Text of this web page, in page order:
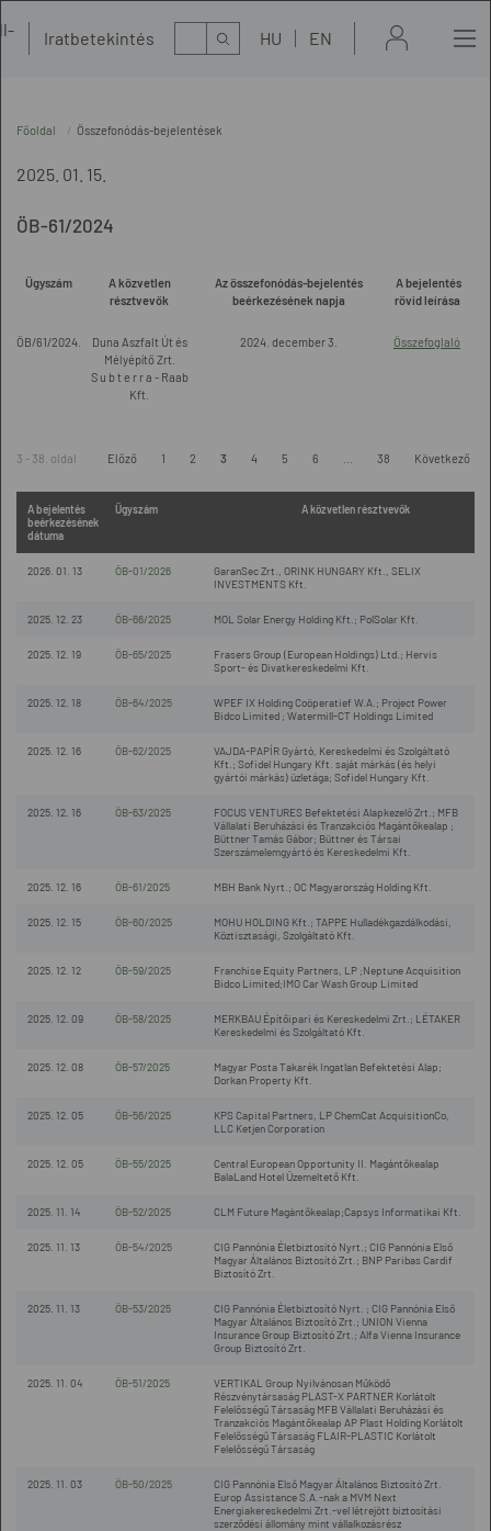
Iratbetekintés Kereső HU EN
Főoldal Összefonódás-bejelentések
2025. 01. 15.
ÖB-61/2024
Ügyszám
A közvetlen
résztvevők
Az összefonódás-bejelentés
beérkezésének napja
A bejelentés
rövid leírása
ÖB/61/2024.
Duna Aszfalt Út és
Mélyépítő Zrt.
S u b t e r r a - Raab
Kft.
2024. december 3. Összefoglaló
3 - 38. oldal Előző 1 2 3 4 5 6 38 Következő
A bejelentés
beérkezésének
dátuma
Ügyszám A közvetlen résztvevők
2026. 01. 13 ÖB-01/2026
GaranSec Zrt., ORINK HUNGARY Kft., SELIX
INVESTMENTS Kft.
2025. 12. 23 ÖB-66/2025 MOL Solar Energy Holding Kft.; PolSolar Kft.
2025. 12. 19 ÖB-65/2025
Frasers Group (European Holdings) Ltd.; Hervis
Sport- és Divatkereskedelmi Kft.
2025. 12. 18 ÖB-64/2025
WPEF IX Holding Coöperatief W.A.; Project Power
Bidco Limited ; Watermill-CT Holdings Limited
2025. 12. 16 ÖB-62/2025
VAJDA-PAPÍR Gyártó, Kereskedelmi és Szolgáltató
Kft.; Sofidel Hungary Kft. saját márkás (és helyi
gyártói márkás) üzletága; Sofidel Hungary Kft.
2025. 12. 16 ÖB-63/2025
FOCUS VENTURES Befektetési Alapkezelő Zrt.; MFB
Vállalati Beruházási és Tranzakciós Magántőkealap ;
Büttner Tamás Gábor; Büttner és Társai
Szerszámelemgyártó és Kereskedelmi Kft.
2025. 12. 16 ÖB-61/2025 MBH Bank Nyrt.; OC Magyarország Holding Kft.
2025. 12. 15 ÖB-60/2025
MOHU HOLDING Kft.; TAPPE Hulladékgazdálkodási,
Köztisztasági, Szolgáltató Kft.
2025. 12. 12 ÖB-59/2025
Franchise Equity Partners, LP ;Neptune Acquisition
Bidco Limited;IMO Car Wash Group Limited
2025. 12. 09 ÖB-58/2025
MERKBAU Építőipari és Kereskedelmi Zrt.; LÉTAKER
Kereskedelmi és Szolgáltató Kft.
2025. 12. 08 ÖB-57/2025
Magyar Posta Takarék Ingatlan Befektetési Alap;
Dorkan Property Kft.
2025. 12. 05 ÖB-56/2025
KPS Capital Partners, LP ChemCat AcquisitionCo,
LLC Ketjen Corporation
2025. 12. 05 ÖB-55/2025
Central European Opportunity II. Magántőkealap
BalaLand Hotel Üzemeltető Kft.
2025. 11. 14 ÖB-52/2025 CLM Future Magántőkealap;Capsys Informatikai Kft.
2025. 11. 13 ÖB-54/2025
CIG Pannónia Életbiztosító Nyrt.; CIG Pannónia Első
Magyar Általános Biztosító Zrt.; BNP Paribas Cardif
Biztosító Zrt.
2025. 11. 13 ÖB-53/2025
CIG Pannónia Életbiztosító Nyrt. ; CIG Pannónia Első
Magyar Általános Biztosító Zrt.; UNION Vienna
Insurance Group Biztosító Zrt.; Alfa Vienna Insurance
Group Biztosító Zrt.
2025. 11. 04 ÖB-51/2025
VERTIKAL Group Nyilvánosan Működő
Részvénytársaság PLAST-X PARTNER Korlátolt
Felelősségű Társaság MFB Vállalati Beruházási és
Tranzakciós Magántőkealap AP Plast Holding Korlátolt
Felelősségű Társaság FLAIR-PLASTIC Korlátolt
Felelősségű Társaság
2025. 11. 03 ÖB-50/2025
CIG Pannónia Első Magyar Általános Biztosító Zrt.
Europ Assistance S.A.-nak a MVM Next
Energiakereskedelmi Zrt.-vel létrejött biztosítási
szerződési állomány mint vállalkozásrész